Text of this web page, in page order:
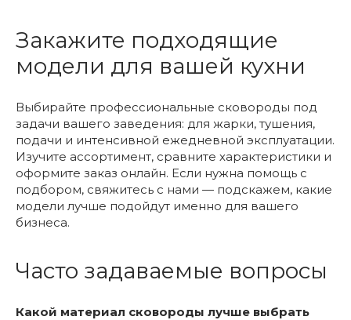
Закажите подходящие
модели для вашей кухни
Выбирайте профессиональные сковороды под
задачи вашего заведения: для жарки, тушения,
подачи и интенсивной ежедневной эксплуатации.
Изучите ассортимент, сравните характеристики и
оформите заказ онлайн. Если нужна помощь с
подбором, свяжитесь с нами — подскажем, какие
модели лучше подойдут именно для вашего
бизнеса.
Часто задаваемые вопросы
Какой материал сковороды лучше выбрать